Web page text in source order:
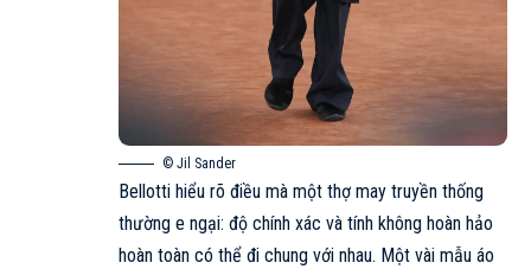
© Jil Sander
Bellotti hiểu rõ điều mà một thợ may truyền thống
thường e ngại: độ chính xác và tính không hoàn hảo
hoàn toàn có thể đi chung với nhau. Một vài mẫu áo